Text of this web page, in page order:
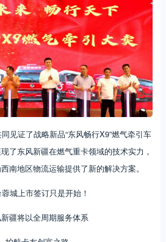
见证了战略新品“东风畅行X9”燃气牵引车
了东风新疆在燃气重卡领域的技术实力，
南地区物流运输提供了新的解决方案。
城上市签订只是开始！
疆将以全周期服务体系